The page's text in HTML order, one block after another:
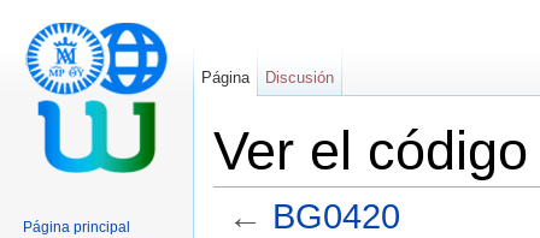
Ver el
← BG0420
Página Discusión
Página principal